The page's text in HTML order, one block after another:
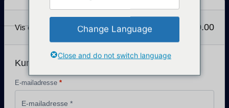
Vis ordreoversigt 0.00
Kundeoplysninger
E-mailadresse *
Change Language
Close and do not switch language